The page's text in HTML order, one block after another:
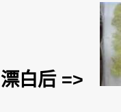
漂白后=>